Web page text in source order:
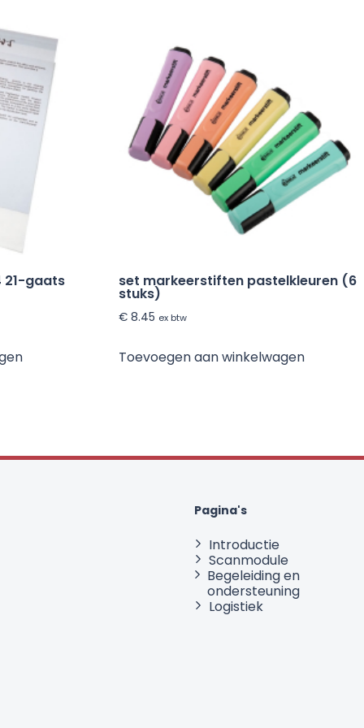
21-gaats set markeerstiften pastelkleuren (6
stuks)
€ 8.45 ex btw
Toevoegen aan winkelwagen
Pagina's
Introductie
Scanmodule
Begeleiding en
ondersteuning
Logistiek